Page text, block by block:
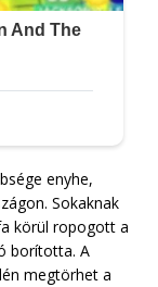
enyhe,
Sokaknak
körül ropogott a
borította. A
megtörhet a